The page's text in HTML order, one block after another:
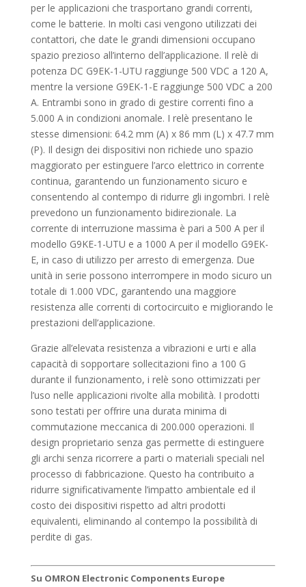
per le applicazioni che trasportano grandi correnti,
come le batterie. In molti casi vengono utilizzati dei
contattori, che date le grandi dimensioni occupano
spazio prezioso all’interno dell’applicazione. Il relè di
potenza DC G9EK-1-UTU raggiunge 500 VDC a 120 A,
mentre la versione G9EK-1-E raggiunge 500 VDC a 200
A. Entrambi sono in grado di gestire correnti fino a
5.000 A in condizioni anomale. I relè presentano le
stesse dimensioni: 64.2 mm (A) x 86 mm (L) x 47.7 mm
(P). Il design dei dispositivi non richiede uno spazio
maggiorato per estinguere l’arco elettrico in corrente
continua, garantendo un funzionamento sicuro e
consentendo al contempo di ridurre gli ingombri. I relè
prevedono un funzionamento bidirezionale. La
corrente di interruzione massima è pari a 500 A per il
modello G9KE-1-UTU e a 1000 A per il modello G9EK-
E, in caso di utilizzo per arresto di emergenza. Due
unità in serie possono interrompere in modo sicuro un
totale di 1.000 VDC, garantendo una maggiore
resistenza alle correnti di cortocircuito e migliorando le
prestazioni dell’applicazione.
Grazie all’elevata resistenza a vibrazioni e urti e alla
capacità di sopportare sollecitazioni fino a 100 G
durante il funzionamento, i relè sono ottimizzati per
l’uso nelle applicazioni rivolte alla mobilità. I prodotti
sono testati per offrire una durata minima di
commutazione meccanica di 200.000 operazioni. Il
design proprietario senza gas permette di estinguere
gli archi senza ricorrere a parti o materiali speciali nel
processo di fabbricazione. Questo ha contribuito a
ridurre significativamente l’impatto ambientale ed il
costo dei dispositivi rispetto ad altri prodotti
equivalenti, eliminando al contempo la possibilità di
perdite di gas.
Su OMRON Electronic Components Europe